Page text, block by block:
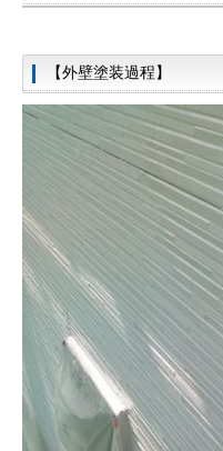
【外壁塗装過程】